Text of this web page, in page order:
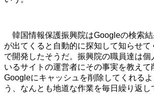
韓国情報保護振興院はGoogleの検索
が出てくると自動的に探知して知らせて
で開発したそうだ。振興院の職員達は個
いるサイトの運営者にその事実を教えて
Googleにキャッシュを削除してくれる
う、なんとも地道な作業を毎日繰り返